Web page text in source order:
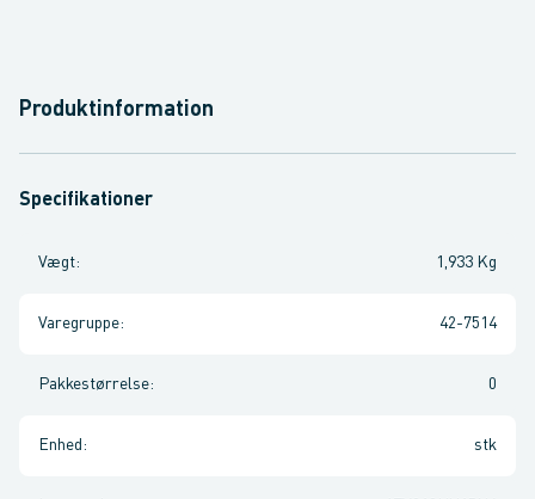
Produktinformation
Specifikationer
Vægt: 1,933 Kg
Varegruppe: 42-7514
Pakkestørrelse: 0
Enhed : stk